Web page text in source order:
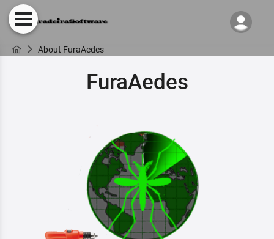
About FuraAedes
FuraAedes